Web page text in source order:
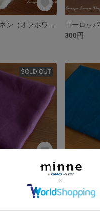
300円
SOLD OUT
フレンチリネン（アメシスト）はぎれ